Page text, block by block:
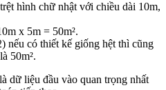
hình chữ nhật với chiều dài 10m,
x 5m = 50m².
nếu có thiết kế giống hệt thì cũng
50m².
dữ liệu đầu vào quan trọng nhất